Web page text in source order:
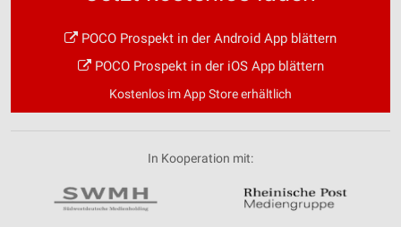
POCO Prospekt in der Android App blättern
POCO Prospekt in der iOS App blättern
Kostenlos im App Store erhältlich
In Kooperation mit: